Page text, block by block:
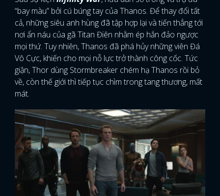
“bay màu” bởi cú búng tay của Thanos. Để thay đổi tất
cả, những siêu anh hùng đã tập hợp lại và tiến thẳng tới
nơi ẩn náu của gã Titan Điên nhằm ép hắn đảo ngược
mọi thứ. Tuy nhiên, Thanos đã phá hủy những viên Đá
Vô Cực, khiến cho mọi nỗ lực trở thành công cốc. Tức
giận, Thor dùng Stormbreaker chém hạ Thanos rồi bỏ
về, còn thế giới thì tiếp tục chìm trong tang thương, mất
mát.